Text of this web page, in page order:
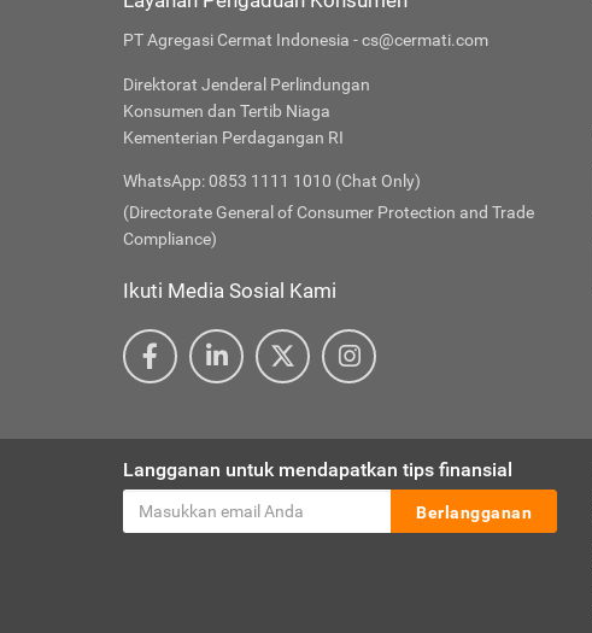
PT Agregasi Cermat Indonesia - cs@cermati.com
Direktorat Jenderal Perlindungan
Konsumen dan Tertib Niaga
Kementerian Perdagangan RI
WhatsApp: 0853 1111 1010 (Chat Only)
(Directorate General of Consumer Protection and Trade
Compliance)
Ikuti Media Sosial Kami
Langganan untuk mendapatkan tips finansial
Berlangganan